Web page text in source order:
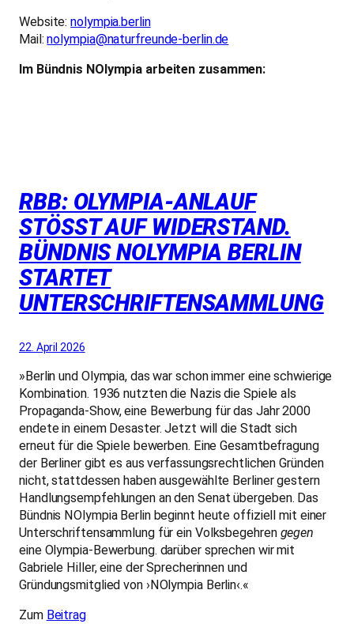
Website:nolympia.berlin
Mail:nolympia@naturfreunde-berlin.de
Im Bündnis NOlympia arbeiten zusammen:
RBB: OLYMPIA-ANLAUF
STÖSST AUF WIDERSTAND. B
ÜNDNIS NOLYMPIA BERLIN S
TARTET U
NTERSCHRIFTENSAMMLUNG
22. April 2026
»Berlin und Olympia, das war schon immer eine schwierige
Kombination. 1936 nutzten die Nazis die Spiele als
Propaganda-Show, eine Bewerbung für das Jahr 2000
endete in einem Desaster. Jetzt will die Stadt sich
erneut für die Spiele bewerben. Eine Gesamtbefragung
der Berliner gibt es aus verfassungsrechtlichen Gründen
nicht, stattdessen haben ausgewählte Berliner gestern
Handlungsempfehlungen an den Senat übergeben. Das
Bündnis NOlympia Berlin beginnt heute offiziell mit einer
Unterschriftensammlung für ein Volksbegehren gegen
eine Olympia-Bewerbung. darüber sprechen wir mit
Gabriele Hiller, eine der Sprecherinnen und
Gründungsmitglied von ›NOlympia Berlin‹.«
Zum Beitrag